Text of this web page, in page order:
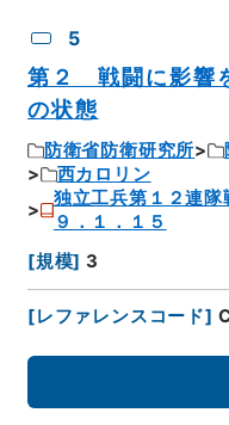
5
第２ 戦闘に影響
の状態
防衛省防衛研究所
西カロリン
独立工兵第１２連
９．１．１５
[規模] 3
[レファレンスコード]